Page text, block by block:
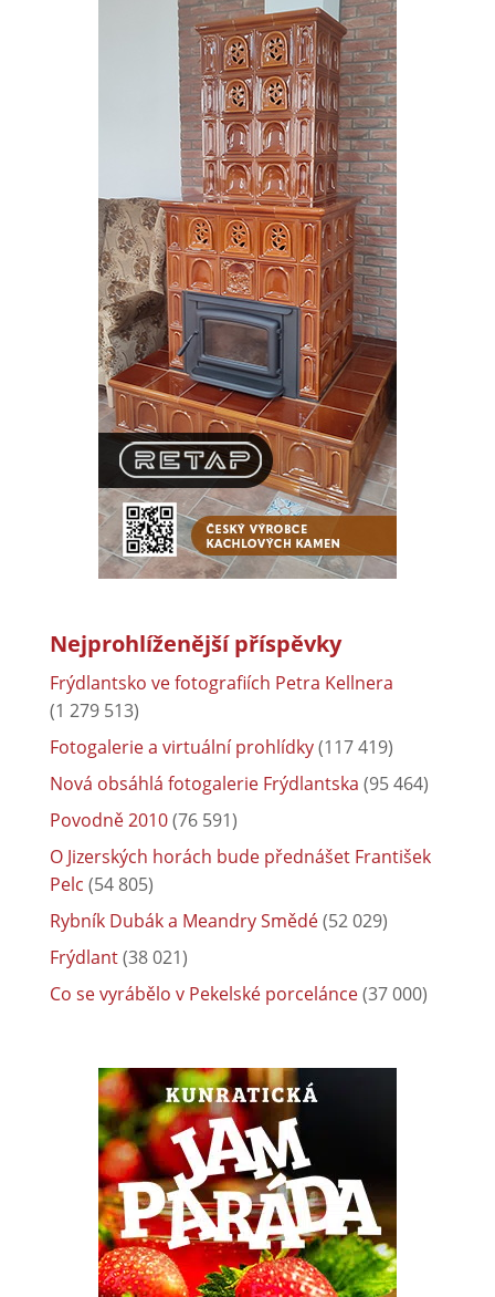
Nejprohlíženější příspěvky
Frýdlantsko ve fotografiích Petra Kellnera
(1 279 513)
Fotogalerie a virtuální prohlídky(117 419)
Nová obsáhlá fotogalerie Frýdlantska (95 464)
Povodně 2010(76 591)
O Jizerských horách bude přednášet František
Pelc (54 805)
Rybník Dubák a Meandry Smědé(52 029)
Frýdlant(38 021)
Co se vyrábělo v Pekelské porcelánce(37 000)